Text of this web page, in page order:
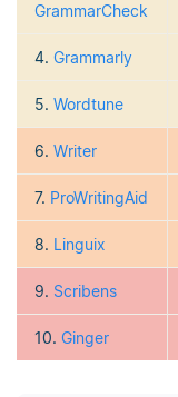
GrammarCheck
4. Grammarly
5. Wordtune
6. Writer
7. ProWritingAid
8. Linguix
9. Scribens
10. Ginger